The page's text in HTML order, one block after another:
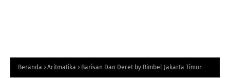
Beranda Aritmatika Barisan Dan Deret by Bimbel Jakarta Timur